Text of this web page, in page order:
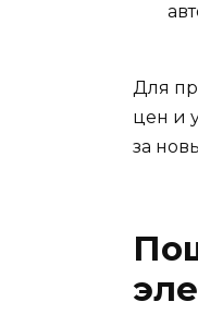
Для
цен и
за